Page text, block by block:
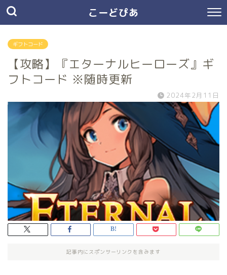
こーどぴあ
ギフトコード
【攻略】『エターナルヒーローズ』ギ
フトコード ※随時更新
2024年2月11日
記事内にスポンサーリンクを含みます